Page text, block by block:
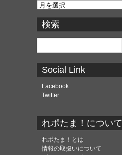
ア
カ
イ
ブ
検索
検
Social Link
Facebook
Twitter
れポたま！について
れポたま！とは
情報の取扱いについて